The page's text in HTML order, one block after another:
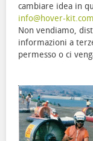
cambiare idea in
info@hover-kit.com
Non vendiamo,
informazioni a
permesso o ci